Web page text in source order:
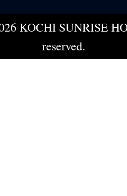
KOCHI SUNRISE
reserved.